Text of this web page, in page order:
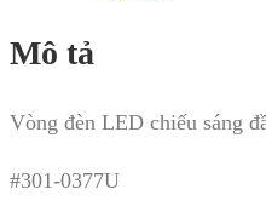
Mô tả
Vòng đèn LED chiếu sáng
#301-0377U